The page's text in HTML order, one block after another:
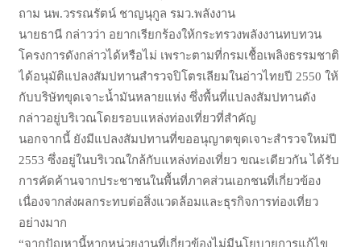
ถาม นพ.วรรณรัตน์ ชาญนุกูล รมว.พลังงาน
นายธานี กล่าวว่า อยากเรียกร้องให้กระทรวงพลังงานทบทวน
โครงการดังกล่าวได้หรือไม่ เพราะตามที่กรมเชื้อเพลิงธรรมชาติ
ได้อนุมัติแปลงสัมปทานสำรวจปิโตรเลียมในอ่าวไทยปี 2550ให้
กับบริษัทขุดเจาะน้ำมันหลายแห่ง ซึ่งพื้นที่แปลงสัมปทานดัง
กล่าวอยู่บริเวณโดยรอบแหล่งท่องเที่ยวที่สำคัญ
นอกจากนี้ ยังมีแปลงสัมปทานที่ขออนุญาตขุดเจาะสำรวจใหม่ปี
2553ซึ่งอยู่ในบริเวณใกล้กับแหล่งท่องเที่ยว ขณะเดียวกัน ได้รับ
การคัดค้านจากประชาชนในพื้นที่ภาคส่วนเอกชนที่เกี่ยวข้อง
เนื่องจากส่งผลกระทบต่อสิ่งแวดล้อมและธุรกิจการท่องเที่ยว
อย่างมาก
“จากปัญหานี้หากหน่วยงานที่เกี่ยวข้องไม่มีนโยบายการแก้ไข